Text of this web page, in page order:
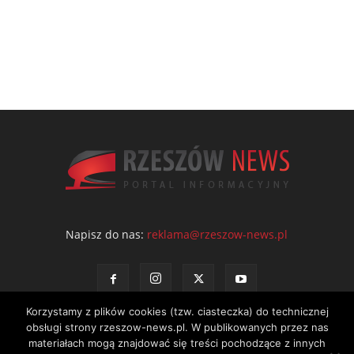
Napisz do nas: reklama@rzeszow-news.pl
Korzystamy z plików cookies (tzw. ciasteczka) do technicznej
obsługi strony rzeszow-news.pl. W publikowanych przez nas
materiałach mogą znajdować się treści pochodzące z innych